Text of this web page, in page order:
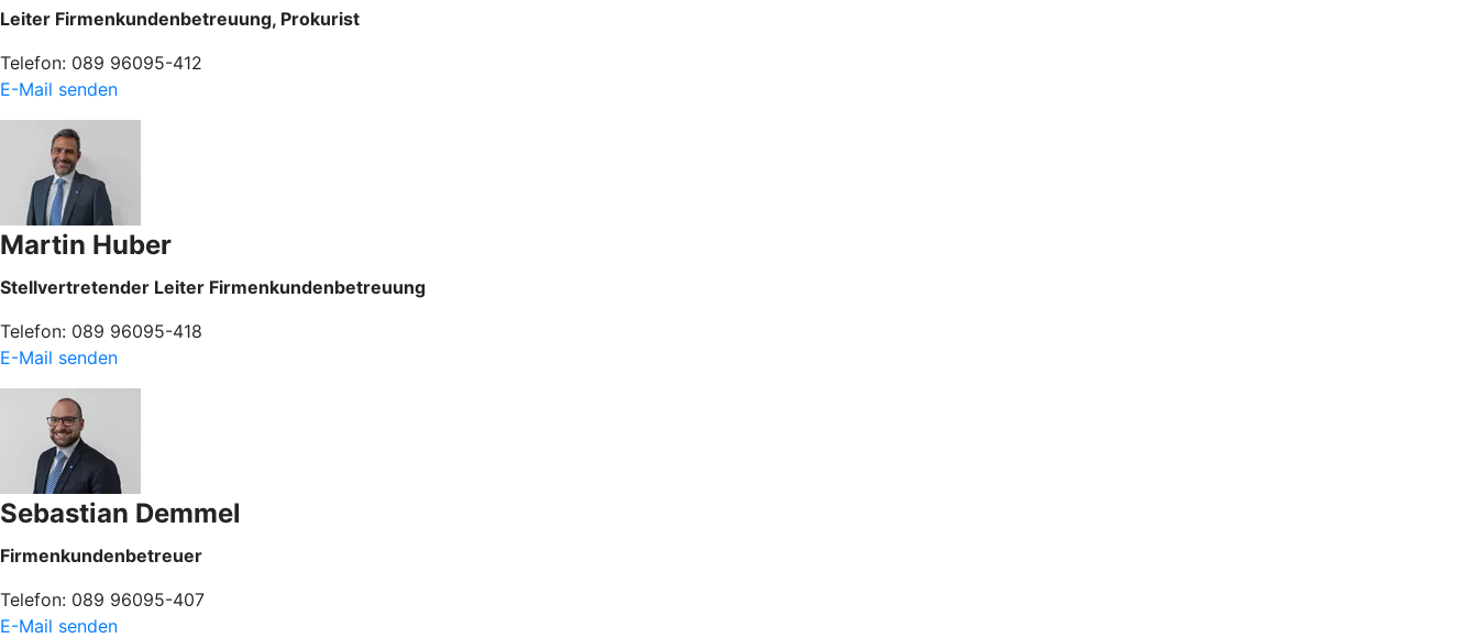
Leiter Firmenkundenbetreuung, Prokurist
Telefon: 089 96095-412
E-Mail senden
Martin Huber
Stellvertretender Leiter Firmenkundenbetreuung
Telefon: 089 96095-418
E-Mail senden
Sebastian Demmel
Firmenkundenbetreuer
Telefon: 089 96095-407
E-Mail senden